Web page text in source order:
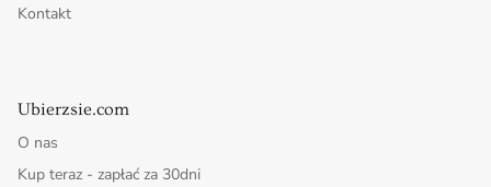
Kontakt
Ubierzsie.com
O nas
Kup teraz - zapłać za 30dni